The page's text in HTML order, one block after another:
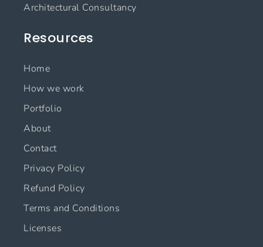
Architectural Consultancy
Resources
Home
How we work
Portfolio
About
Contact
Privacy Policy
Refund Policy
Terms and Conditions
Licenses